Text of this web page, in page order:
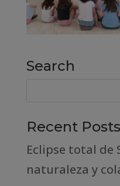
Search
Recent Posts
Eclipse total de
naturaleza y